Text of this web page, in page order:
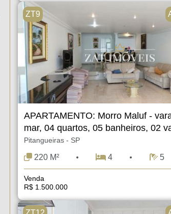
ZT9
APARTAMENTO: Morro Maluf -
mar, 04 quartos, 05 banheiros, 02
220m². Guarujá SP
Pitangueiras - SP
220 M² 4 5
Venda
R$ 1.500.000